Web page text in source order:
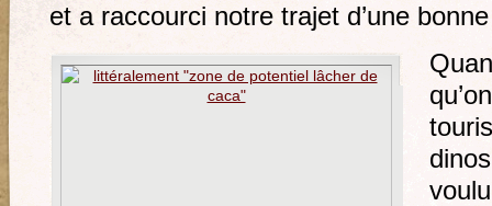
et a raccourci notre trajet d’une